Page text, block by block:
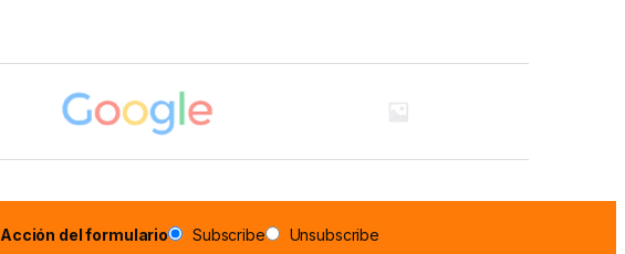
Acción del formulario Subscribe
Unsubscribe